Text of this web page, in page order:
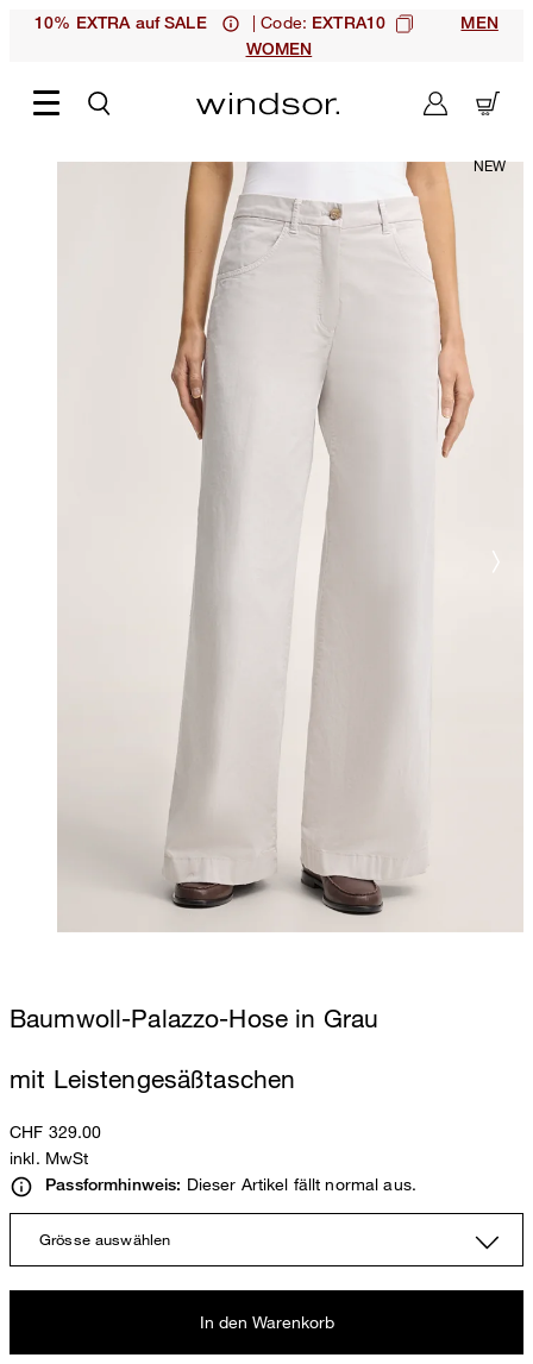
10% EXTRA auf SALE | Code: EXTRA10
MEN
WOMEN
Baumwoll-Palazzo-Hose in Grau
mit Leistengesäßtaschen
CHF 329.00
inkl. MwSt
Passformhinweis: Dieser Artikel fällt normal aus.
Grösse auswählen
In den Warenkorb